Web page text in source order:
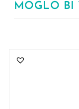
MOGLO BI